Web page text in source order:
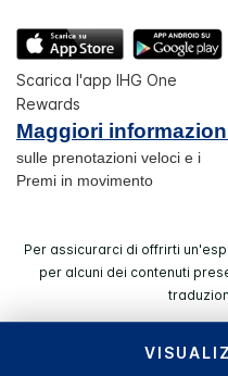
Scarica l'app IHG One
Rewards
Maggiori
sulle prenotazioni veloci e i
Premi in movimento
Per assicurarci di offrirti
per alcuni dei contenuti